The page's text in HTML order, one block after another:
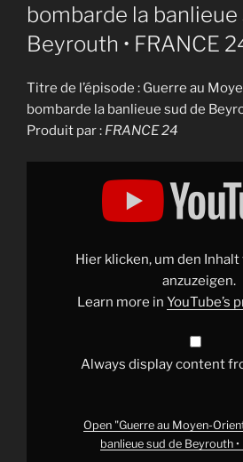
bombarde la banlieue
Beyrouth • FRANCE
Titre de l’épisode : Guerre au
bombarde la banlieue sud de
Produit par : FRANCE 24
Display
bombardeHier klicken, um den Inhalt
anzuzeigen.
Learn more in YouTube’s
Always display content
Open "Guerre au Moyen-
banlieue sud de Beyrouth